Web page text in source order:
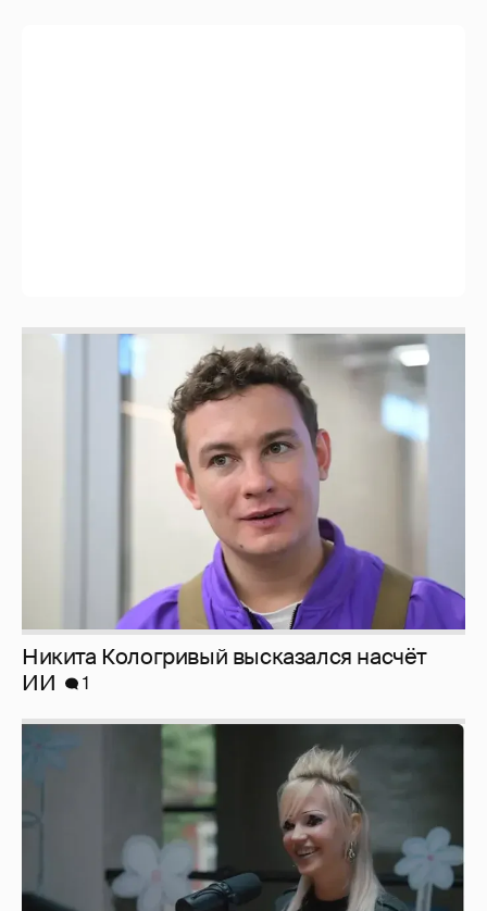
Никита Кологривый высказался насчёт
Певица Глюкоза рассказала о съёмках для
эротического журнала
3